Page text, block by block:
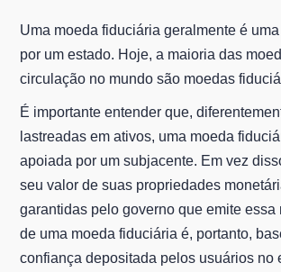
Uma moeda fiduciária geralmente é
por um estado. Hoje, a maioria das
circulação no mundo são moedas
É importante entender que,
lastreadas em ativos, uma moeda
apoiada por um subjacente. Em vez
seu valor de suas propriedades
garantidas pelo governo que emite essa
de uma moeda fiduciária é, portanto,
confiança depositada pelos usuários no